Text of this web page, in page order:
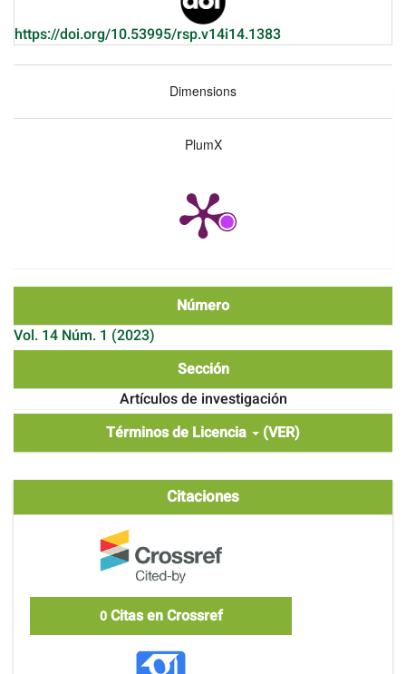
https://doi.org/10.53995/rsp.v14i14.1383
Dimensions
PlumX
Número
Vol. 14 Núm. 1 (2023)
Sección
Artículos de investigación
Términos de Licencia
(VER)
Citaciones
0Citas en Crossref